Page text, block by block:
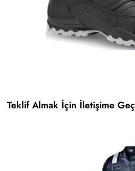
Teklif Almak İçin İletişime Geç